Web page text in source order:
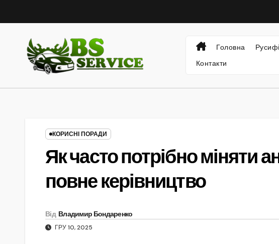
to
Головна
Контакти
КОРИСНІ ПОРАДИ
Як часто потрібно міняти
повне керівництво
Від Владимир Бондаренко
ГРУ 10, 2025